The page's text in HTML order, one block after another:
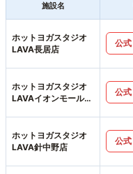
施設名
ホットヨガスタジオ
LAVA長居店
公式
ホットヨガスタジオ
LAVAイオンモール堺
公式
ホットヨガスタジオ
LAVA針中野店
公式